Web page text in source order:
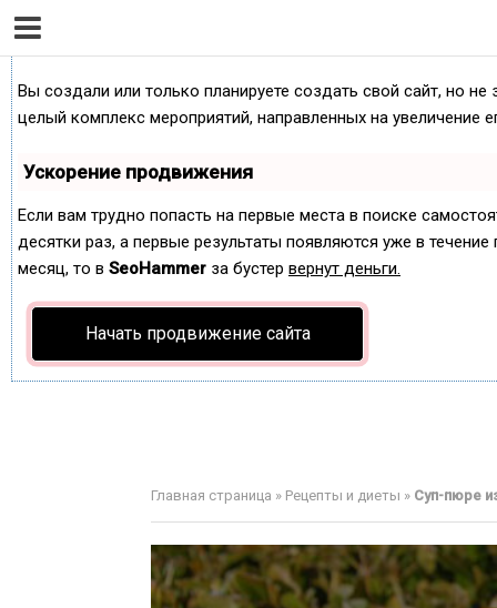
Как продвинуть сайт на первые места?
Вы создали или только планируете создать свой сайт, но
целый комплекс мероприятий, направленных на
Ускорение продвижения
Если вам трудно попасть на первые места в поиске
десятки раз, а первые результаты появляются уже в
месяц, то в SeoHammer за бустер вернут деньги.
Начать продвижение сайта
Главная страница » Рецепты и диеты » Суп-пюре